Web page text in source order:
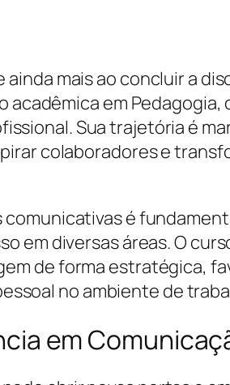
mais ao concluir a
em Pedagogia,
Sua trajetória é
colaboradores e
é
em diversas áreas. O
de forma estratégica,
no ambiente de
em